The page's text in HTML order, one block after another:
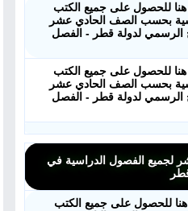
للحصول على جميع الكتب
بحسب الصف الحادي عشر
الرسمي لدولة قطر - الفصل
للحصول على جميع الكتب
بحسب الصف الحادي عشر
الرسمي لدولة قطر - الفصل
لجميع الفصول الدراسية في
للحصول على جميع الكتب